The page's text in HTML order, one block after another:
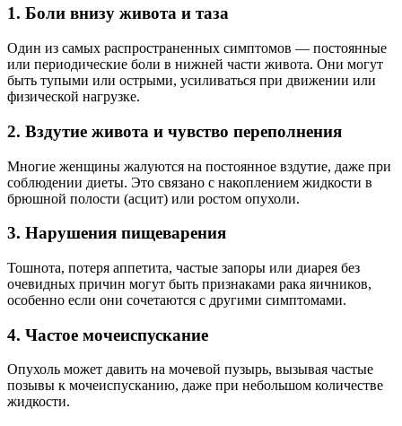
1. Боли внизу живота и таза
Один из самых распространенных симптомов — постоянные
или периодические боли в нижней части живота. Они могут
быть тупыми или острыми, усиливаться при движении или
физической нагрузке.
2. Вздутие живота и чувство переполнения
Многие женщины жалуются на постоянное вздутие, даже при
соблюдении диеты. Это связано с накоплением жидкости в
брюшной полости (асцит) или ростом опухоли.
3. Нарушения пищеварения
Тошнота, потеря аппетита, частые запоры или диарея без
очевидных причин могут быть признаками рака яичников,
особенно если они сочетаются с другими симптомами.
4. Частое мочеиспускание
Опухоль может давить на мочевой пузырь, вызывая частые
позывы к мочеиспусканию, даже при небольшом количестве
жидкости.